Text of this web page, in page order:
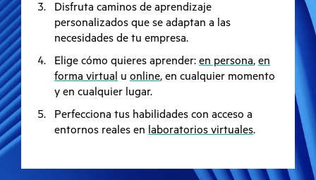
Disfruta caminos de aprendizaje
personalizados que se adaptan a las
necesidades de tu empresa.
Elige cómo quieres aprender: en persona, en
forma virtual u online, en cualquier momento
y en cualquier lugar.
Perfecciona tus habilidades con acceso a
entornos reales en laboratorios virtuales.